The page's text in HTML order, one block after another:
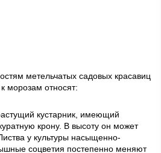
метельчатых садовых красавиц
морозам относят:
кустарник, имеющий
крону. В высоту он может
у культуры насыщенно-
соцветия постепенно меняют